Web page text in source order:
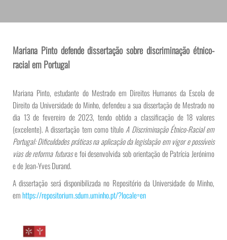
Mariana Pinto defende dissertação sobre discriminação étnico-
racial em Portugal
Mariana Pinto, estudante do Mestrado em Direitos Humanos da Escola de
Direito da Universidade do Minho, defendeu a sua dissertação de Mestrado no
dia 13 de fevereiro de 2023, tendo obtido a classificação de 18 valores
(excelente). A dissertação tem como título A Discriminação Étnico-Racial em
Portugal: Dificuldades práticas na aplicação da legislação em vigor e possíveis
vias de reforma futurase foi desenvolvida sob orientação de Patrícia Jerónimo
e de Jean-Yves Durand.
A dissertação será disponibilizada no Repositório da Universidade do Minho,
emhttps://repositorium.sdum.uminho.pt/?locale=en